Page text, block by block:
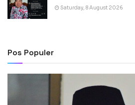
Saturday, 8 August 2026
Pos Populer